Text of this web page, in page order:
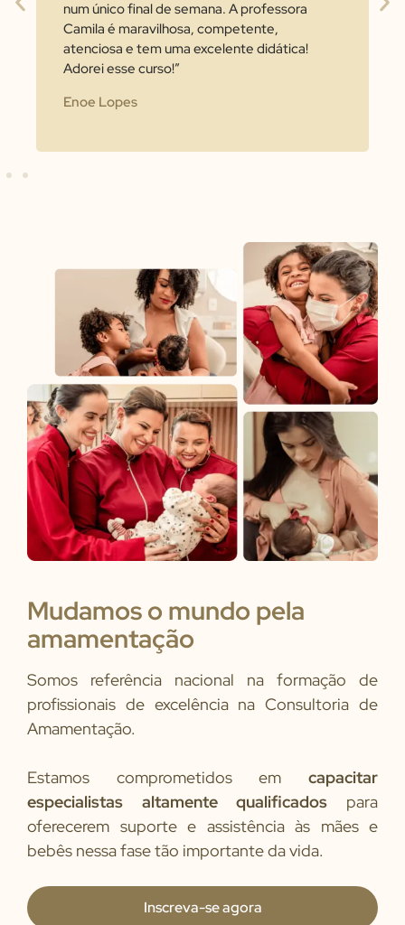
num único final de semana. A professora
Camila é maravilhosa, competente,
atenciosa e tem uma excelente didática!
Adorei esse curso!”
Enoe Lopes
Mudamos o mundo pela
amamentação
Somos referência nacional na formação de
profissionais de excelência na Consultoria de
Amamentação.
Estamos comprometidos em capacitar
especialistas altamente qualificados para
oferecerem suporte e assistência às mães e
bebês nessa fase tão importante da vida.
Inscreva-se agora